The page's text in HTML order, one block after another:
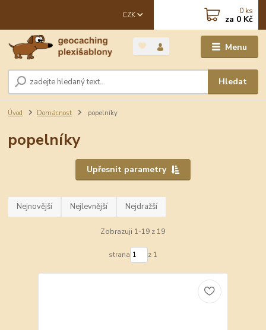
Menu
CZK
Hledat
0 ks
za 0 Kč
Úvod Domácnost popelníky
popelníky
Upřesnit parametry
Nejnovější Nejlevnější Nejdražší
Zobrazuji 1-19 z 19
strana z 1